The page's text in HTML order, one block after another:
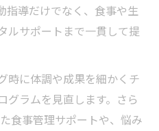
指導だけでなく、食事や生
ルサポートまで一貫して提
時に体調や成果を細かくチ
グラムを見直します。さら
食事管理サポートや、悩み